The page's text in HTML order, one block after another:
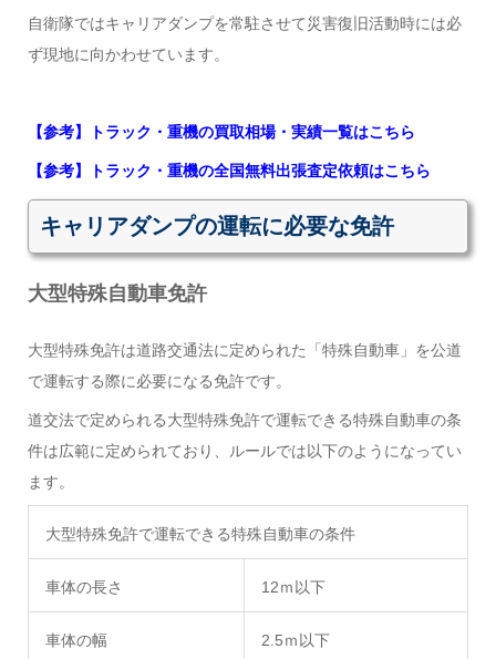
自衛隊ではキャリアダンプを常駐させて災害復旧活動時には必
ず現地に向かわせています。
【参考】トラック・重機の買取相場・実績一覧はこちら
【参考】トラック・重機の全国無料出張査定依頼はこちら
キャリアダンプの運転に必要な免許
大型特殊自動車免許
大型特殊免許は道路交通法に定められた「特殊自動車」を公道
で運転する際に必要になる免許です。
道交法で定められる大型特殊免許で運転できる特殊自動車の条
件は広範に定められており、ルールでは以下のようになってい
ます。
大型特殊免許で運転できる特殊自動車の条件
車体の長さ 12ｍ以下
車体の幅 2.5ｍ以下